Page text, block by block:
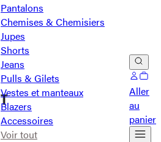
Pantalons
Chemises & Chemisiers
Jupes
Shorts
Jeans
Pulls & Gilets
Vestes et manteaux
Blazers
Accessoires
Voir tout
Aller
au
panier